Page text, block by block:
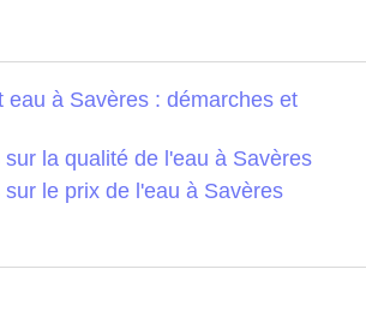
eau à Savères : démarches et
la qualité de l'eau à Savères
le prix de l'eau à Savères